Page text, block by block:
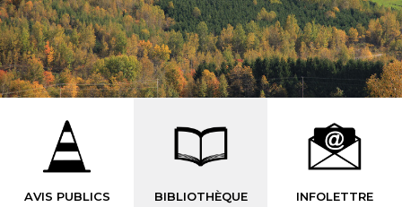
AVIS PUBLICS BIBLIOTHÈQUE INFOLETTRE